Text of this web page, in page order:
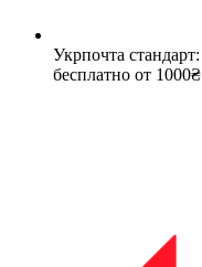
Укрпочта стандарт:
бесплатно от 1000₴